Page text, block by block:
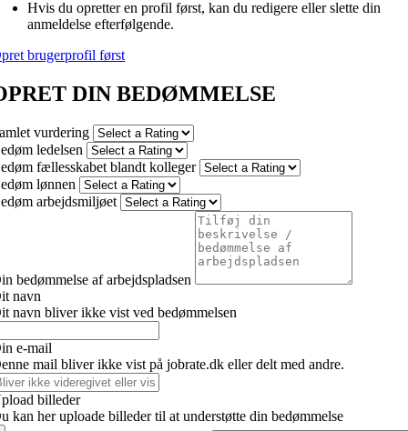
Hvis du opretter en profil først, kan du redigere eller slette din
anmeldelse efterfølgende.
brugerprofil først
DIN BEDØMMELSE
vurdering
ledelsen
fællesskabet blandt kolleger
lønnen
arbejdsmiljøet
bedømmelse af arbejdspladsen
navn
navn bliver ikke vist ved bedømmelsen
e-mail
mail bliver ikke vist på jobrate.dk eller delt med andre.
billeder
kan her uploade billeder til at understøtte din bedømmelse